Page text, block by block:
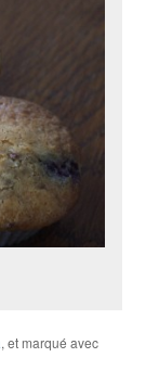
, et marqué avec